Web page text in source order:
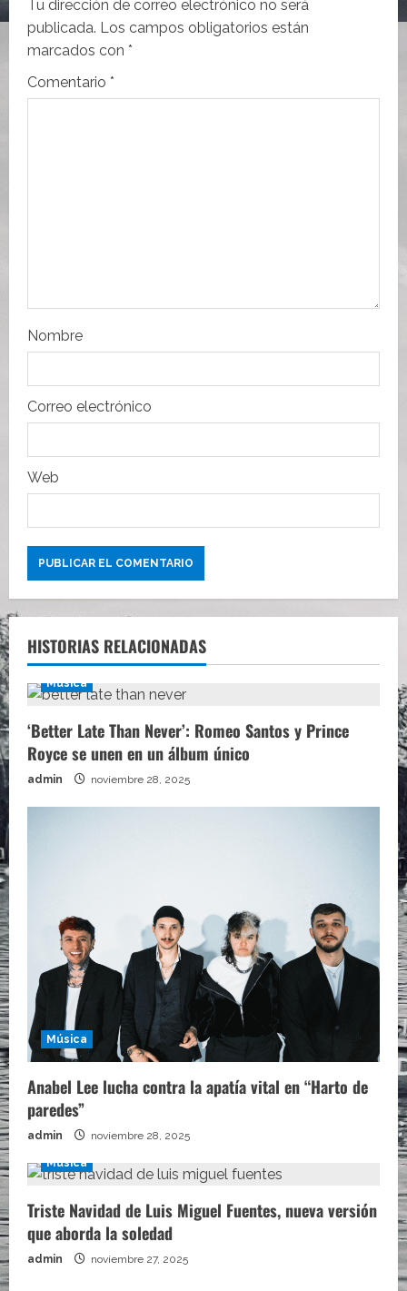
i
ó
n
r
a
d
a
s
Tu dirección de correo electrónico no será
publicada. Los campos obligatorios están
marcados con *
Comentario *
Nombre
Correo electrónico
Web
HISTORIAS RELACIONADAS
Música
‘Better Late Than Never’: Romeo Santos y Prince
Royce se unen en un álbum único
admin noviembre 28, 2025
Música
Anabel Lee lucha contra la apatía vital en “Harto de
paredes”
admin noviembre 28, 2025
Música
Triste Navidad de Luis Miguel Fuentes, nueva versión
que aborda la soledad
admin noviembre 27, 2025